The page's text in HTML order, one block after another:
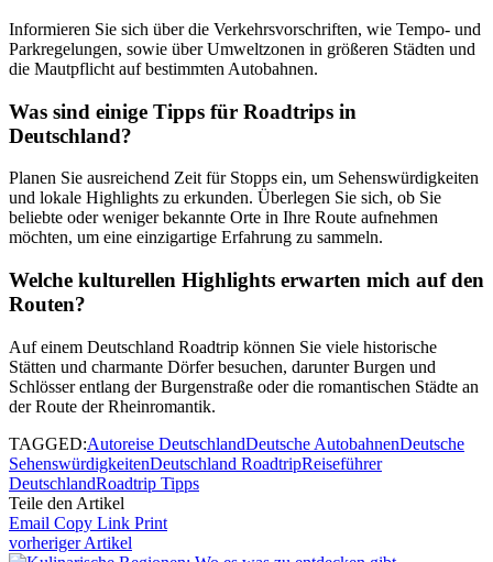
Informieren Sie sich über die Verkehrsvorschriften, wie Tempo- und
Parkregelungen, sowie über Umweltzonen in größeren Städten und
die Mautpflicht auf bestimmten Autobahnen.
Was sind einige Tipps für Roadtrips in
Deutschland?
Planen Sie ausreichend Zeit für Stopps ein, um Sehenswürdigkeiten
und lokale Highlights zu erkunden. Überlegen Sie sich, ob Sie
beliebte oder weniger bekannte Orte in Ihre Route aufnehmen
möchten, um eine einzigartige Erfahrung zu sammeln.
Welche kulturellen Highlights erwarten mich auf den
Routen?
Auf einem Deutschland Roadtrip können Sie viele historische
Stätten und charmante Dörfer besuchen, darunter Burgen und
Schlösser entlang der Burgenstraße oder die romantischen Städte an
der Route der Rheinromantik.
TAGGED:Autoreise DeutschlandDeutsche AutobahnenDeutsche
SehenswürdigkeitenDeutschland RoadtripReiseführer
DeutschlandRoadtrip Tipps
Teile den Artikel
Email Copy Link Print
vorheriger Artikel